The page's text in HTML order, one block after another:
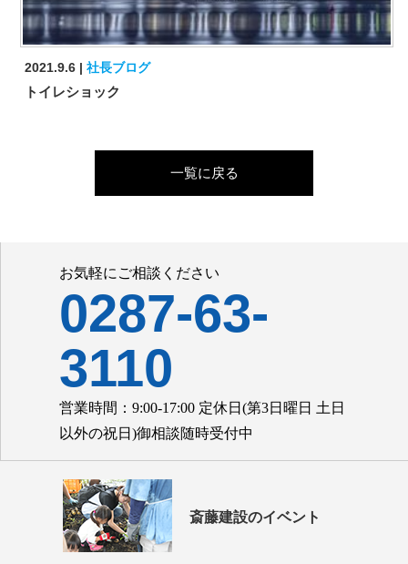
2021.9.6 社長ブログ
トイレショック
一覧に戻る
お気軽にご相談ください
0287-63-
3110
営業時間：9:00-17:00 定休日(第3日曜日 土日
以外の祝日)御相談随時受付中
斎藤建設のイベント